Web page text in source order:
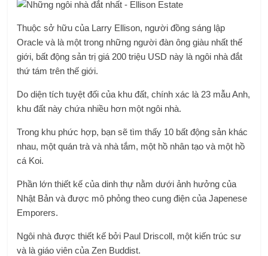
Thuộc sở hữu của Larry Ellison, người đồng sáng lập
Oracle và là một trong những người đàn ông giàu nhất thế
giới, bất động sản trị giá 200 triệu USD này là ngôi nhà đắt
thứ tám trên thế giới.
Do diện tích tuyệt đối của khu đất, chính xác là 23 mẫu Anh,
khu đất này chứa nhiều hơn một ngôi nhà.
Trong khu phức hợp, bạn sẽ tìm thấy 10 bất động sản khác
nhau, một quán trà và nhà tắm, một hồ nhân tạo và một hồ
cá Koi.
Phần lớn thiết kế của dinh thự nằm dưới ảnh hưởng của
Nhật Bản và được mô phỏng theo cung điện của Japenese
Emporers.
Ngôi nhà được thiết kế bởi Paul Driscoll, một kiến ​​trúc sư
và là giáo viên của Zen Buddist.